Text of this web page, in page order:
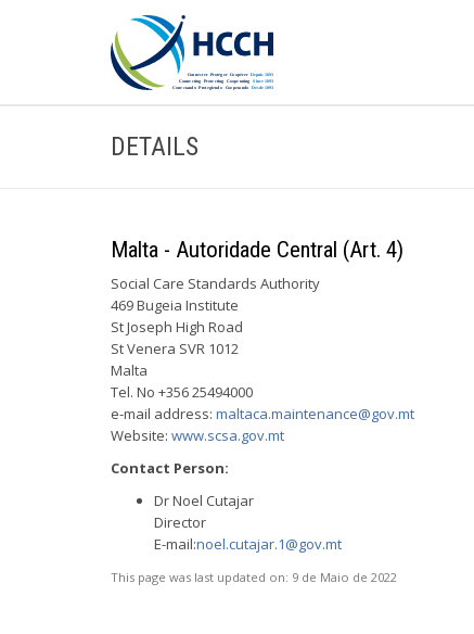
DETAILS
Malta - Autoridade Central (Art. 4)
Social Care Standards Authority
469 Bugeia Institute
St Joseph High Road
St Venera SVR 1012
Malta
Tel. No +356 25494000
e-mail address: maltaca.maintenance@gov.mt
Website: www.scsa.gov.mt
Contact Person:
Dr Noel Cutajar
Director
E-mail:noel.cutajar.1@gov.mt
This page was last updated on: 9 de Maio de 2022